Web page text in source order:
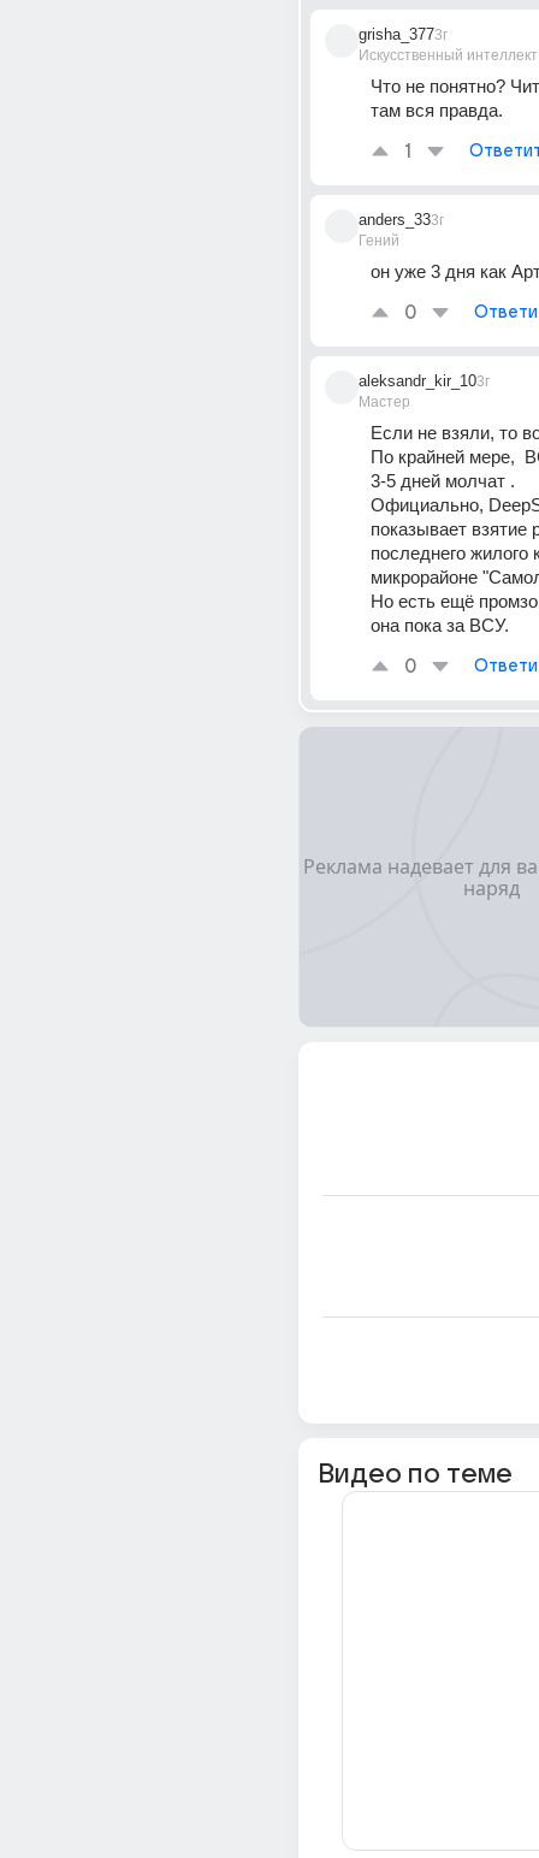
grisha_377
Искусственный интеллект
3г
Что не понятно?
там вся правда.
1
anders_33
Гений
3г
он уже 3 дня как
0
aleksandr_kir_10
Мастер
3г
Если не взяли, то
По крайней мере,
3-5 дней молчат .
Официально,
показывает взятие
последнего жилого
микрорайоне
Но есть ещё
она пока за ВСУ.
0
Видео по теме